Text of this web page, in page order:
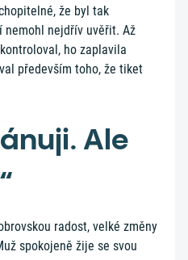
že byl tak
nemohl nejdřív uvěřit. Až
ho zaplavila
především toho, že tiket
Ale
radost, velké změny
spokojeně žije se svou